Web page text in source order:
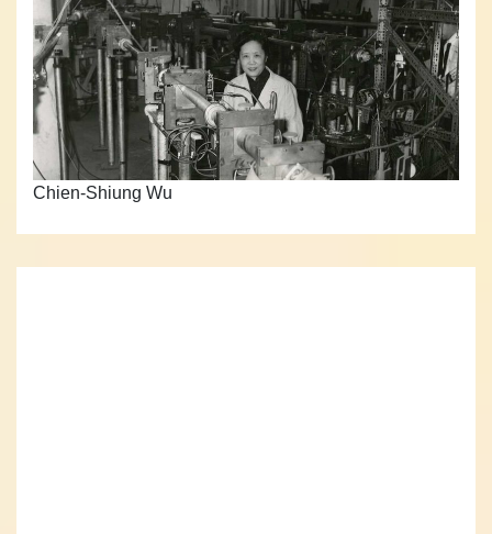
Chien-Shiung Wu